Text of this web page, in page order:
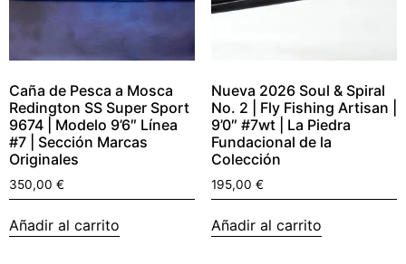
Caña de Pesca a Mosca
Redington SS Super Sport
9674 | Modelo 9’6″ Línea
#7 | Sección Marcas
Originales
350,00 €
Añadir al carrito
Nueva 2026 Soul & Spiral
No. 2 | Fly Fishing Artisan |
9’0″ #7wt | La Piedra
Fundacional de la
Colección
195,00 €
Añadir al carrito